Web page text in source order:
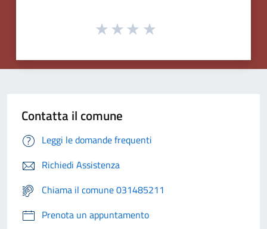
Contatta il comune
Leggi le domande frequenti
Richiedi Assistenza
Chiama il comune 031485211
Prenota un appuntamento